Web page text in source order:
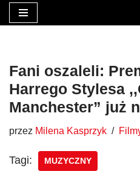
treści
Fani oszaleli:
Harrego Stylesa
Manchester” już
przez Milena Kasprzyk
Tagi: MUZYCZNY